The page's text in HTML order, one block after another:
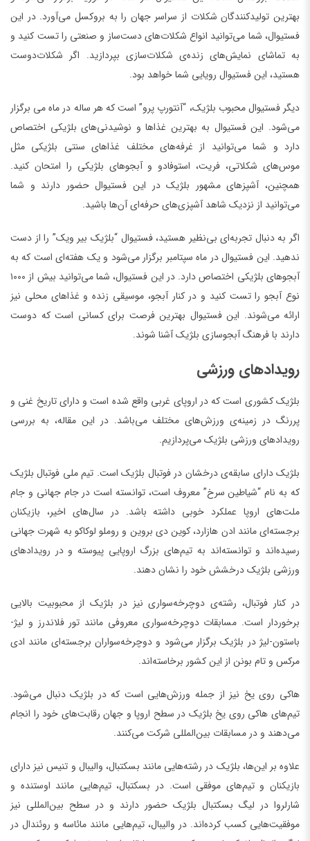
بهترین تولیدکنندگان شکلات از سراسر جهان را به بروکسل می‌آورد. در این
فستیوال، شما می‌توانید انواع شکلات‌های دست‌ساز و صنعتی را تست کنید و
به تماشای نمایش‌های زنده‌ی شکلات‌سازی بپردازید. اگر شکلات‌دوست
هستید، این فستیوال رویایی شما خواهد بود.
دیگر فستیوال محبوب بلژیک، “آنتورپ پرو” است که هر ساله در ماه می برگزار
می‌شود. این فستیوال به بهترین غذاها و نوشیدنی‌های بلژیکی اختصاص
دارد و شما می‌توانید از غرفه‌های مختلف غذاهای سنتی بلژیکی مثل
موس‌های شکلاتی، فریت، استوفادو و آبجوهای بلژیکی را امتحان کنید.
همچنین، آشپزهای مشهور بلژیک در این فستیوال حضور دارند و شما
می‌توانید از نزدیک شاهد آشپزی‌های حرفه‌ای آن‌ها باشید.
اگر به دنبال تجربه‌ای بی‌نظیر هستید، فستیوال “بلژیک بیر ویک” را از دست
ندهید. این فستیوال در ماه سپتامبر برگزار می‌شود و یک هفته‌ای است که به
آبجوهای بلژیکی اختصاص دارد. در این فستیوال، شما می‌توانید بیش از ۱۰۰۰
نوع آبجو را تست کنید و در کنار آبجو، موسیقی زنده و غذاهای محلی نیز
ارائه می‌شوند. این فستیوال بهترین فرصت برای کسانی است که دوست
دارند با فرهنگ آبجوسازی بلژیک آشنا شوند.
رویدادهای ورزشی
بلژیک کشوری است که در اروپای غربی واقع شده است و دارای تاریخ غنی و
پررنگ در زمینه‌ی ورزش‌های مختلف می‌باشد. در این مقاله، به بررسی
رویدادهای ورزشی بلژیک می‌پردازیم.
بلژیک دارای سابقه‌ی درخشان در فوتبال بلژیک است. تیم ملی فوتبال بلژیک
که به نام “شیاطین سرخ” معروف است، توانسته است در جام جهانی و جام
ملت‌های اروپا عملکرد خوبی داشته باشد. در سال‌های اخیر، بازیکنان
برجسته‌ای مانند ادن هازارد، کوین دی بروین و روملو لوکاکو به شهرت جهانی
رسیده‌اند و توانسته‌اند به تیم‌های بزرگ اروپایی پیوسته و در رویدادهای
ورزشی بلژیک درخشش خود را نشان دهند.
در کنار فوتبال، رشته‌ی دوچرخه‌سواری نیز در بلژیک از محبوبیت بالایی
برخوردار است. مسابقات دوچرخه‌سواری معروفی مانند تور فلاندرز و لیژ-
باستون-لیژ در بلژیک برگزار می‌شود و دوچرخه‌سواران برجسته‌ای مانند ادی
مرکس و تام بونن از این کشور برخاسته‌اند.
هاکی روی یخ نیز از جمله ورزش‌هایی است که در بلژیک دنبال می‌شود.
تیم‌های هاکی روی یخ بلژیک در سطح اروپا و جهان رقابت‌های خود را انجام
می‌دهند و در مسابقات بین‌المللی شرکت می‌کنند.
علاوه بر این‌ها، بلژیک در رشته‌هایی مانند بسکتبال، والیبال و تنیس نیز دارای
بازیکنان و تیم‌های موفقی است. در بسکتبال، تیم‌هایی مانند اوستنده و
شارلروا در لیگ بسکتبال بلژیک حضور دارند و در سطح بین‌المللی نیز
موفقیت‌هایی کسب کرده‌اند. در والیبال، تیم‌هایی مانند مائاسه و روئندال در